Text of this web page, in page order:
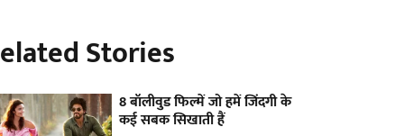
Stories
8 बॉलीवुड फिल्में जो हमें जिंदगी के
कई सबक सिखाती हैं